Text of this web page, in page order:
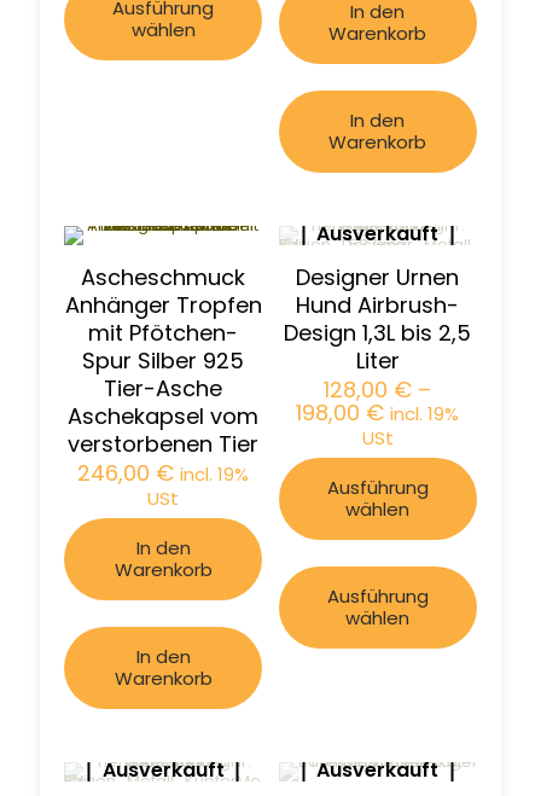
Ausführung
wählen
In den
Warenkorb
In den
Warenkorb
Ascheschmuck
Anhänger Tropfen
mit Pfötchen-
Spur Silber 925
Tier-Asche
Aschekapsel vom
verstorbenen Tier
246,00 € incl. 19%
USt
In den
Warenkorb
In den
Warenkorb
Ausverkauft
Designer Urnen
Hund Airbrush-
Design 1,3L bis 2,5
Liter
128,00 € –
198,00 € incl. 19%
USt
Ausführung
wählen
Ausführung
wählen
Ausverkauft Ausverkauft